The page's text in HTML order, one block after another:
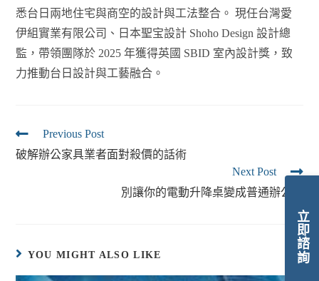
立即諮詢
悉台日兩地住宅與商空的設計與工法整合。 現任台灣愛
伊組實業有限公司、日本聖宝設計 Shoho Design 設計總
監，帶領團隊於 2025 年獲得英國 SBID 室內設計獎，致
力推動台日設計與工藝融合。
Previous Post
破解辦公家具業者面對殺價的話術
Next Post
別讓你的電動升降桌變成普通辦公桌
YOU MIGHT ALSO LIKE